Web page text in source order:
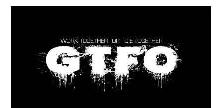
AUTOMOBILE
TRAVEL
EVENIMENTE